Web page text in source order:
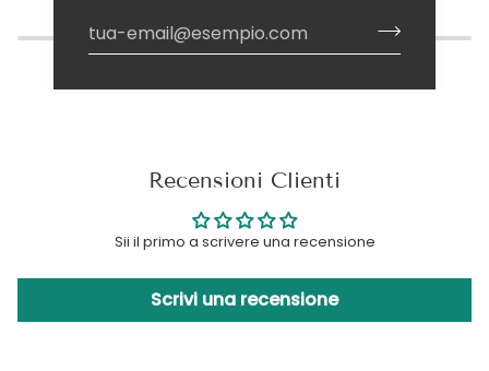
Recensioni Clienti
Sii il primo a scrivere una recensione
Scrivi una recensione